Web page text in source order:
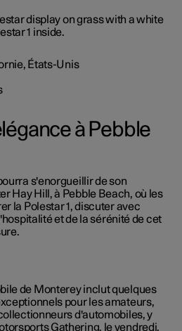
États-Unis
à Pebble
s'enorgueillir de son
Hay Hill, à Pebble Beach, où les
la Polestar 1, discuter avec
et de la sérénité de cet
de Monterey inclut quelques
pour les amateurs,
d'automobiles, y
Gathering, le vendredi,